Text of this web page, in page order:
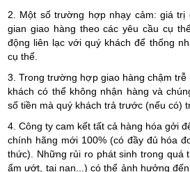
2. Một số trường hợp nhạy cảm: giá
gian giao hàng theo các yêu cầu cụ
động liên lạc với quý khách để thống
cụ thể.
3. Trong trường hợp giao hàng chậm
khách có thể không nhận hàng và
số tiền mà quý khách trả trước (nếu có)
4. Công ty cam kết tất cả hàng hóa gởi
chính hãng mới 100% (có đầy đủ hóa
thức). Những rủi ro phát sinh trong quá
ẩm ướt, tai nạn...) có thể ảnh hưởng